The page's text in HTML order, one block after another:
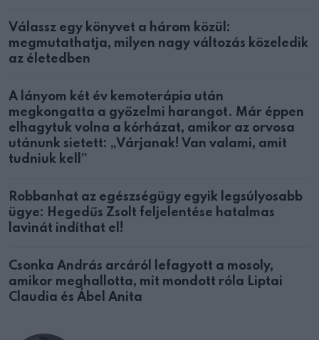
Válassz egy könyvet a három közül:
megmutathatja, milyen nagy változás közeledik
az életedben
A lányom két év kemoterápia után
megkongatta a győzelmi harangot. Már éppen
elhagytuk volna a kórházat, amikor az orvosa
utánunk sietett: „Várjanak! Van valami, amit
tudniuk kell”
Robbanhat az egészségügy egyik legsúlyosabb
ügye: Hegedűs Zsolt feljelentése hatalmas
lavinát indíthat el!
Csonka András arcáról lefagyott a mosoly,
amikor meghallotta, mit mondott róla Liptai
Claudia és Ábel Anita